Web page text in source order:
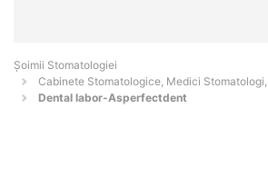
Șoimii Stomatologiei
Cabinete Stomatologice, Medici
Dental labor-Asperfectdent